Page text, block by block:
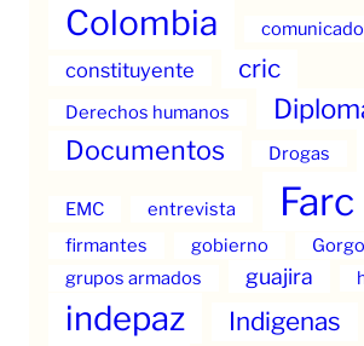
Colombia comunicado
constituyente cric
Derechos humanos
Documentos Drogas
EMC entrevista Farc
firmantes gobierno
grupos armados
guajira
indepaz Indigenas